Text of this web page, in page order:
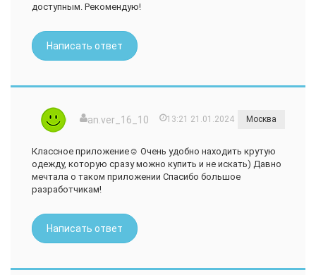
доступным. Рекомендую!
Написать ответ
an.ver_16_10 13:21 21.01.2024 Москва
Классное приложение☺️ Очень удобно находить крутую
одежду, которую сразу можно купить и не искать) Давно
мечтала о таком приложении Спасибо большое
разработчикам!
Написать ответ